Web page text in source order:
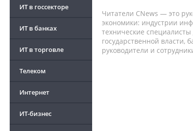
ИТ в госсекторе
ИТ в банках
ИТ в торговле
Телеком
Интернет
ИТ-бизнес
Читатели CNews — это
экономики: индустрии
технические
государственной
руководители и